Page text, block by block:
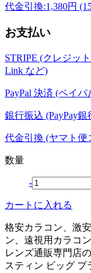
代金引換:1,380円
お支払い
STRIPE (クレジッ
Link など)
PayPal 決済 (ペイパ
銀行振込 (PayPay銀
代金引換 (ヤマト便
数量
-
カートに入れる
格安カラコン、激
ン、遠視用カラコ
レンズ通販専門店
スティン ビッグ プ